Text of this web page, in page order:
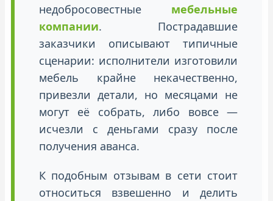
недобросовестные мебельные
компании. Пострадавшие
заказчики описывают типичные
сценарии: исполнители изготовили
мебель крайне некачественно,
привезли детали, но месяцами не
могут её собрать, либо вовсе —
исчезли с деньгами сразу после
получения аванса.
К подобным отзывам в сети стоит
относиться взвешенно и делить